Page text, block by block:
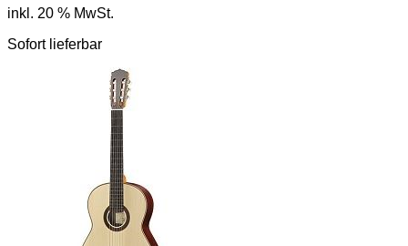
2.590,00 €
inkl. 20 % MwSt.
Sofort lieferbar